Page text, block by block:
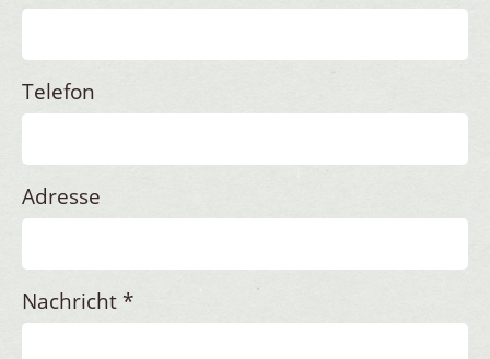
Telefon
Adresse
Nachricht *